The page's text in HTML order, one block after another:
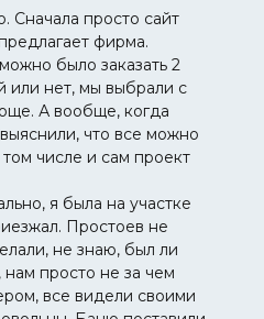
Сначала просто сайт
фирма.
было заказать 2
или нет, мы выбрали с
А вообще, когда
что все можно
числе и сам проект
я была на участке
Простоев не
не знаю, был ли
просто не за чем
все видели своими